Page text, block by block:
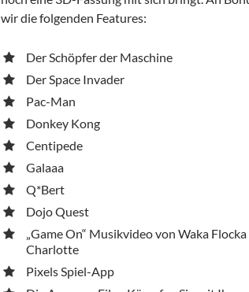
wir die folgenden Features:
Der Schöpfer der Maschine
Der Space Invader
Pac-Man
Donkey Kong
Centipede
Galaaa
Q*Bert
Dojo Quest
„Game On“ Musikvideo von Waka
Charlotte
Pixels Spiel-App